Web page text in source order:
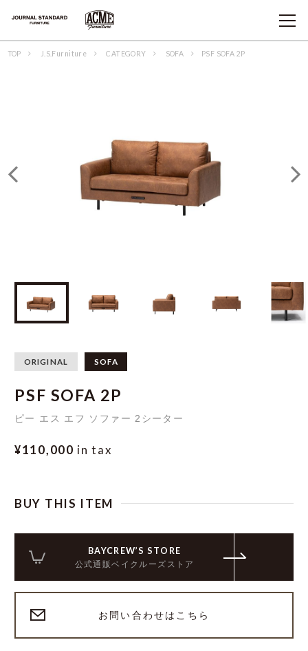
TOP J.S.Furniture CATEGORY SOFA PSF SOFA 2P
ORIGINAL SOFA
PSF SOFA 2P
ピー エス エフ ソファー 2シーター
¥110,000 in tax
BUY THIS ITEM
BAYCREW’S STORE
公式通販ベイクルーズストア
お問い合わせはこちら